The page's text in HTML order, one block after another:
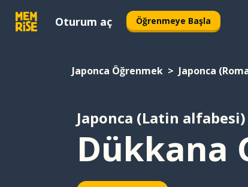
Oturum aç Öğrenmeye Başla
Japonca Öğrenmek Japonca
Japonca (Latin
Dükkana